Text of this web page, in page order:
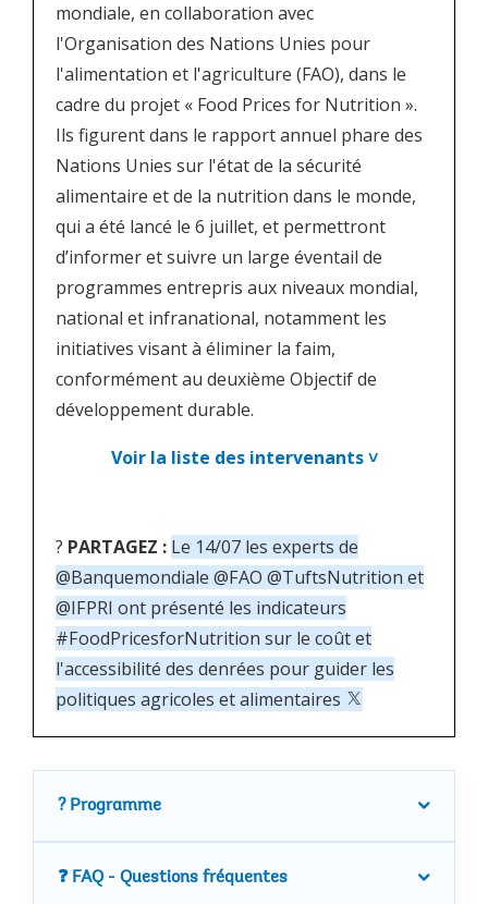
mondiale, en collaboration avec
l'Organisation des Nations Unies pour
l'alimentation et l'agriculture (FAO), dans le
cadre du projet « Food Prices for Nutrition ».
Ils figurent dans le rapport annuel phare des
Nations Unies sur l'état de la sécurité
alimentaire et de la nutrition dans le monde,
qui a été lancé le 6 juillet, et permettront
d’informer et suivre un large éventail de
programmes entrepris aux niveaux mondial,
national et infranational, notamment les
initiatives visant à éliminer la faim,
conformément au deuxième Objectif de
développement durable.
Voir la liste des intervenants ˅
? PARTAGEZ : Le 14/07 les experts de
@Banquemondiale @FAO @TuftsNutrition et
@IFPRI ont présenté les indicateurs
#FoodPricesforNutrition sur le coût et
l'accessibilité des denrées pour guider les
politiques agricoles et alimentaires
? Programme
❓ FAQ - Questions fréquentes